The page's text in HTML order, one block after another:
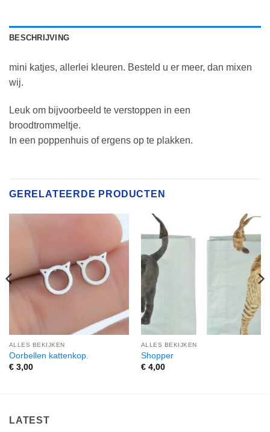
BESCHRIJVING
mini katjes, allerlei kleuren. Besteld u er meer, dan mixen
wij.
Leuk om bijvoorbeeld te verstoppen in een
broodtrommeltje.
In een poppenhuis of ergens op te plakken.
GERELATEERDE PRODUCTEN
ALLES BEKIJKEN
Oorbellen kattenkop.
€3,00
ALLES BEKIJKEN
Shopper
€4,00
LATEST